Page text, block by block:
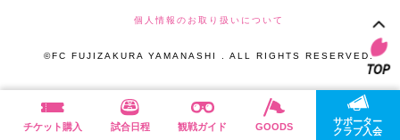
個人情報のお取り扱いについて
©FC FUJIZAKURA YAMANASHI . ALL RIGHTS RESERVED.
チケット購入 試合日程 観戦ガイド GOODS
サポーター
クラブ入会